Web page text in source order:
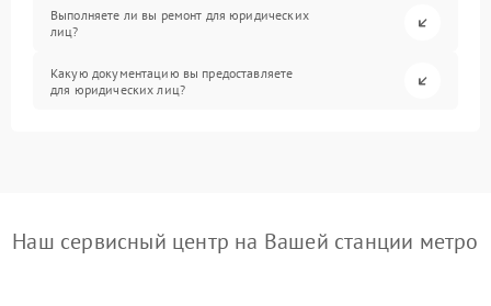
Выполняете ли вы ремонт для юридических
лиц?
Какую документацию вы предоставляете
для юридических лиц?
Наш сервисный центр на Вашей станции метро